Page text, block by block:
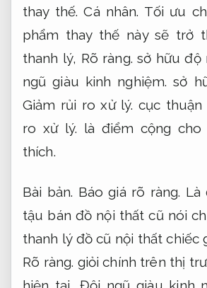
thay thế.Cá nhân. Tối ưu
phẩm thay thế này sẽ trở
thanh lý, Rõ ràng. sở hữu độ
ngũ giàu kinh nghiệm. sở
Giảm rủi ro xử lý. cục thuận
ro xử lý. là điểm cộng cho
thích.
Bài bản. Báo giá rõ ràng. Là
tậu bán đồ nội thất cũ nói
thanh lý đồ cũ nội thất chiếc
Rõ ràng. giỏi chính trên thị